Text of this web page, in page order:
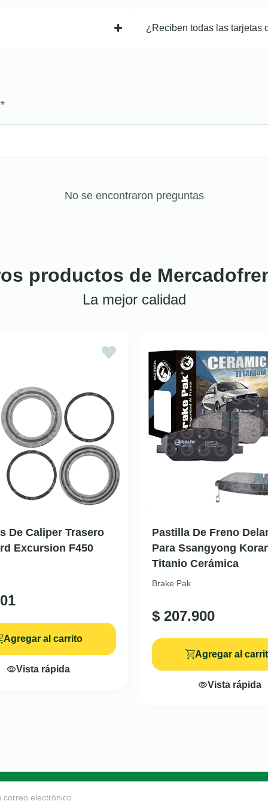
¿Reciben todas las tarjetas
*
No se encontraron preguntas
productos de
La mejor calidad
De Caliper Trasero
Excursion F450
Agregar al carrito
Vista rápida
Pastilla De Freno
Para Ssangyong
Titanio Cerámica
Brake Pak
$ 207.900
Agregar al
Vista rápida